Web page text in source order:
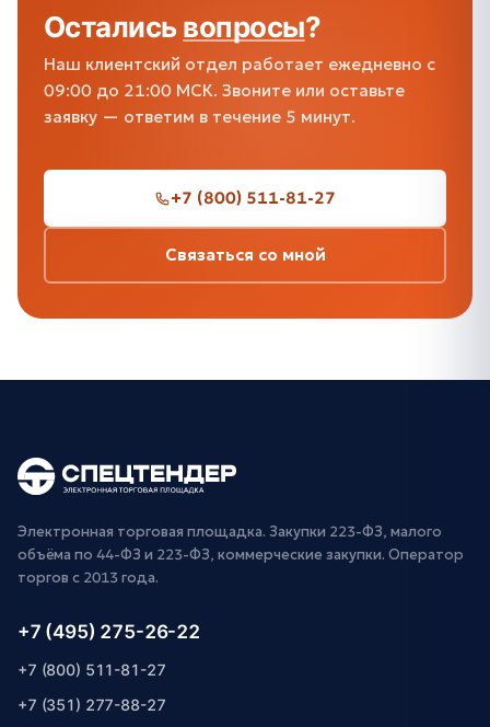
Осталисьвопросы?
Наш клиентский отдел работает ежедневно с
09:00 до 21:00 МСК. Звоните или оставьте
заявку — ответим в течение 5 минут.
+7 (800) 511-81-27
Связаться со мной
Электронная торговая площадка. Закупки 223-ФЗ, малого
объёма по 44-ФЗ и 223-ФЗ, коммерческие закупки. Оператор
торгов с 2013 года.
+7 (495) 275-26-22
+7 (800) 511-81-27
+7 (351) 277-88-27